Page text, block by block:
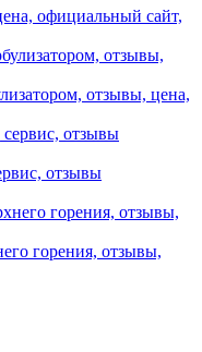
официальный сайт,
отзывы, цена,
отзывы
горения, отзывы,